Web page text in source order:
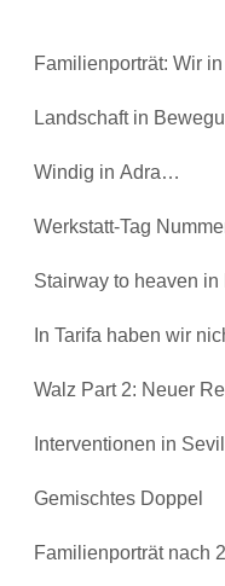
Familienporträt: Wir
Landschaft in
Windig in Adra…
Werkstatt-Tag
Stairway to heaven in
In Tarifa haben wir
Walz Part 2: Neuer
Interventionen in
Gemischtes Doppel
Familienporträt nach